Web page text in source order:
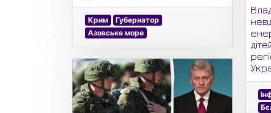
Крим
Губернатор
Азовське море